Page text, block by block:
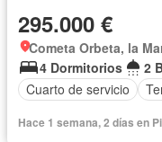
295.000 €
Cometa Orbeta, la
4 Dormitorios
2
Cuarto de servicio
Hace 1 semana, 2 días en